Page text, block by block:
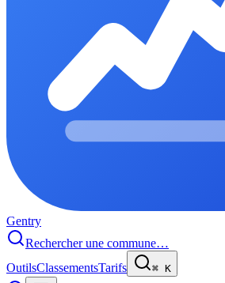
Gentry
Rechercher une commune…
OutilsClassementsTarifs ⌘ K